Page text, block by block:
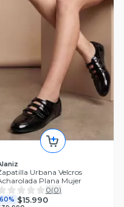
Urbana Velcros
Plana Mujer
0(0)
60% $15.990